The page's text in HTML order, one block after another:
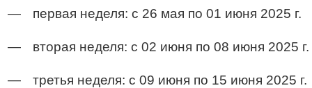
первая неделя: с 26 мая по 01 июня 2025 г.
вторая неделя: с 02 июня по 08 июня 2025 г.
третья неделя: с 09 июня по 15 июня 2025 г.